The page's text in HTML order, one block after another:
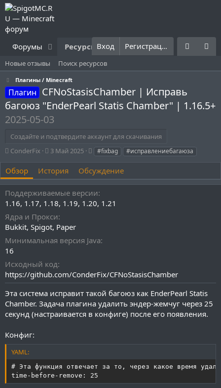
Форумы Ресурсы Что нового? Правила
Вход Регистрация
Новые отзывы Поиск ресурсов
Плагины / Minecraft
Плагин CFNoStasisChamber | Исправь
багоюз "EnderPearl Statis Chamber" | 1.16.5+
2025-05-03
Создайте и подтвердите аккаунт для скачивания
А
т
о
р
ConderFix
Д
т
а
с
о
з
а
н
и
3 Май 2025
Т
г
и
#fixbag #исправлениебагаюза
Обзор История Обсуждение
Поддерживаемые версии
1.16 1.17 1.18 1.19 1.20 1.21
Ядра и Прокси
Bukkit Spigot Paper
Минимальная версия Java
16
Исходный код
https://github.com/ConderFix/CFNoStasisChamber
Эта система исправит такой багоюз как EnderPearl Statis
Chamber. Задача плагина удалить эндер-жемчуг через 25
секунд (настраивается в конфиге) после его появления.
Конфиг:
YAML:
# Эта функция отвечает за то, через какое время
time-before-remove: 25